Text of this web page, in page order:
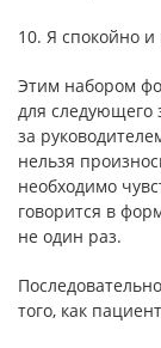
10. Я спокойно
Этим набором
для следующего
за
нельзя
необходимо
говорится в
не один раз.
того, как